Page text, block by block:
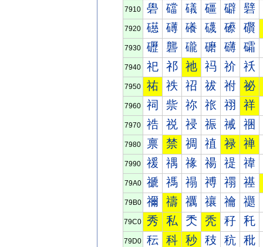
7910 礐 礑 礒 礓 礔 礕
7920 礠 礡 礢 礣 礤 礥
7930 礰 礱 礲 礳 礴 礵
7940 祀 祁 祂 祃 祄 祅
7950 祐 祑 祒 祓 祔 祕
7960 祠 祡 祢 祣 祤 祥
7970 祰 祱 祲 祳 祴 祵
7980 禀 禁 禂 禃 禄 禅
7990 禐 禑 禒 禓 禔 禕
79A0 禠 禡 禢 禣 禤 禥
79B0 禰 禱 禲 禳 禴 禵
79C0 秀 私 秂 秃 秄 秅
79D0 秐 科 秒 秓 秔 秕